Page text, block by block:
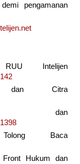
pengamanan
Intelijen
dan Citra
dan
Baca
Front Hukum dan